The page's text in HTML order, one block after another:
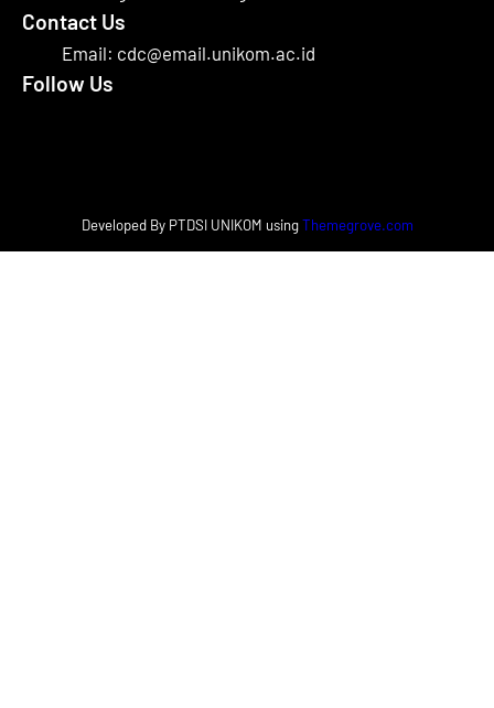
Contact Us
Email: cdc@email.unikom.ac.id
Follow Us
Developed By PTDSI UNIKOM usingThemegrove.com